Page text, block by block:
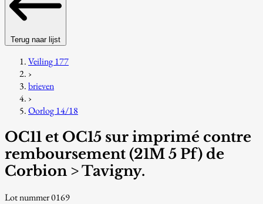
Terug naar lijst
Veiling 177
›
brieven
›
Oorlog 14/18
OC11 et OC15 sur imprimé contre
remboursement (21M 5 Pf) de
Corbion > Tavigny.
Lot nummer 0169